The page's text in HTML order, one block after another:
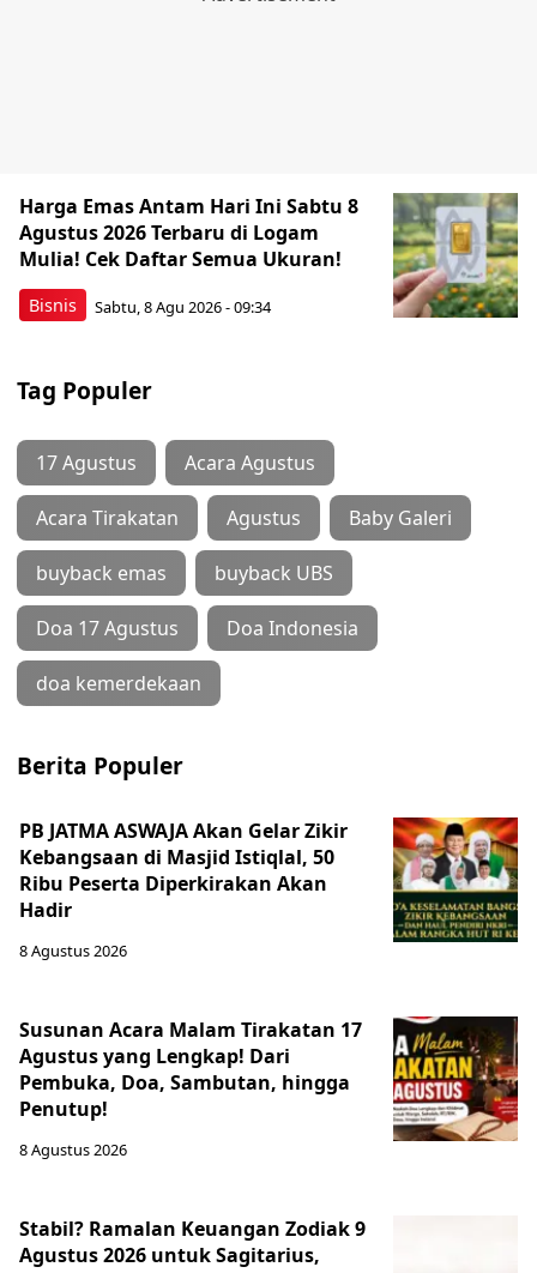
Bisnis
Harga Emas Antam Hari Ini Sabtu 8
Agustus 2026 Terbaru di Logam
Mulia! Cek Daftar Semua Ukuran!
Sabtu, 8 Agu 2026 - 09:34
Tag Populer
17 Agustus Acara Agustus
Acara Tirakatan Agustus Baby Galeri
buyback emas buyback UBS
Doa 17 Agustus Doa Indonesia
doa kemerdekaan
Berita Populer
PB JATMA ASWAJA Akan Gelar Zikir
Kebangsaan di Masjid Istiqlal, 50
Ribu Peserta Diperkirakan Akan
Hadir
8 Agustus 2026
Susunan Acara Malam Tirakatan 17
Agustus yang Lengkap! Dari
Pembuka, Doa, Sambutan, hingga
Penutup!
8 Agustus 2026
Stabil? Ramalan Keuangan Zodiak 9
Agustus 2026 untuk Sagitarius,